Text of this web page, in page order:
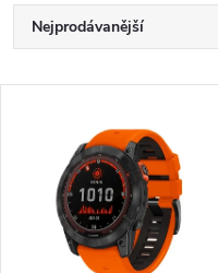
Ř
a
Nejprodávanější
Abecedně